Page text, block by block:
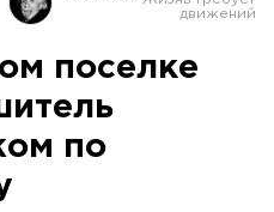
Оренбург
поселке
по